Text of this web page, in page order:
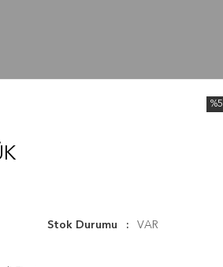
Stok Durumu VAR
%5